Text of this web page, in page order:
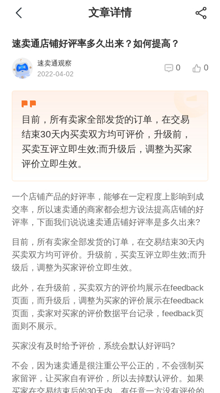
文章详情
速卖通店铺好评率多久出来？如何提高？
速卖通观察
2022-04-02
0 0
目前，所有卖家全部发货的订单，在交易
结束30天内买卖双方均可评价，升级前，
买卖互评立即生效;而升级后，调整为买家
评价立即生效。
一个店铺产品的好评率，能够在一定程度上影响到成
交率，所以速卖通的商家都会想方设法提高店铺的好
评率，下面我们说说速卖通店铺好评率是多久出来?
目前，所有卖家全部发货的订单，在交易结束30天内
买卖双方均可评价。升级前，买卖互评立即生效;而升
级后，调整为买家评价立即生效。
此外，在升级前，买卖双方的评价均展示在feedback
页面，而升级后，调整为买家的评价展示在feedback
页面，卖家对买家的评价数据平台记录，feedback页
面则不展示。
买家没有及时给予评价，系统会默认好评吗?
不会，因为速卖通是很注重公平公正的，不会强制买
家留评，让买家自有评价，所以去掉默认评价。如果